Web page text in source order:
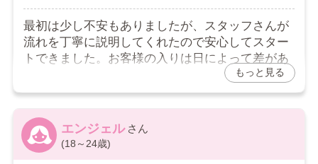
最初は少し不安もありましたが、スタッフさんが
流れを丁寧に説明してくれたので安心してスター
トできました。お客様の入りは日によって差があ
りますが、まったく稼げないという感じではな
く、コツコツ続ければ収入にはつながると思いま
す。待機中は少し長く感じる日もありますが、無
理な出勤を求められることはなく、自分の予定に
合わせて働けるのは助かっています。特別すごく
楽というわけではありませんが、普通に働きやす
もっと見る
エンジェル
(18～24歳)